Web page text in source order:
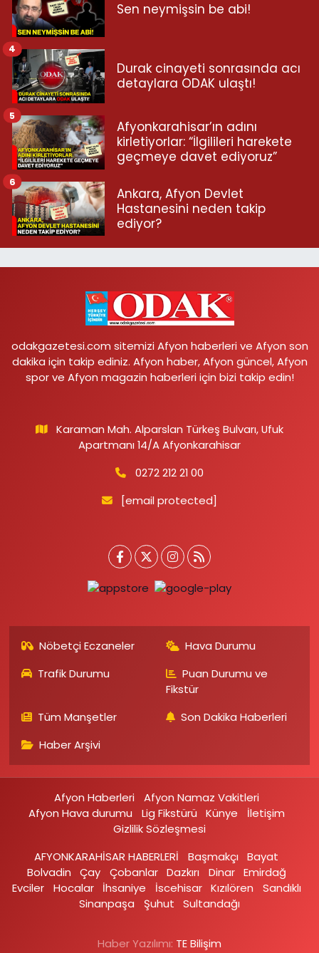
Sen neymişsin be abi!
Durak cinayeti sonrasında acı
detaylara ODAK ulaştı!
4
Afyonkarahisar’ın adını
kirletiyorlar: “İlgilileri harekete
geçmeye davet ediyoruz”
5
Ankara, Afyon Devlet
Hastanesini neden takip
ediyor?
6
odakgazetesi.com sitemizi Afyon haberleri ve Afyon son
dakika için takip ediniz. Afyon haber, Afyon güncel, Afyon
spor ve Afyon magazin haberleri için bizi takip edin!
Karaman Mah. Alparslan Türkeş Bulvarı, Ufuk
Apartmanı 14/A Afyonkarahisar
0272 212 21 00
[email protected]
Nöbetçi Eczaneler
Hava Durumu
Trafik Durumu
Puan Durumu ve
Fikstür
Tüm Manşetler
Son Dakika Haberleri
Haber Arşivi
Afyon Haberleri
Afyon Namaz Vakitleri
Afyon Hava durumu
Lig Fikstürü Künye
İletişim
Gizlilik Sözleşmesi
AFYONKARAHİSAR HABERLERİ
Başmakçı
Bayat
Bolvadin
Çay Çobanlar Dazkırı Dinar Emirdağ‎
Evciler‎
Hocalar İhsaniye‎ İscehisar Kızılören‎
Sandıklı‎
Sinanpaşa
Şuhut Sultandağı
Haber Yazılımı: TE Bilişim